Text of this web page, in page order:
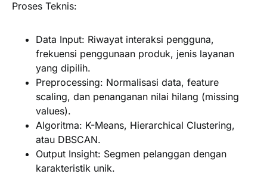
Proses Teknis:
Data Input: Riwayat interaksi pengguna,
frekuensi penggunaan produk, jenis layanan
yang dipilih.
Preprocessing: Normalisasi data, feature
scaling, dan penanganan nilai hilang (missing
values).
Algoritma: K-Means, Hierarchical Clustering,
atau DBSCAN.
Output Insight: Segmen pelanggan dengan
karakteristik unik.